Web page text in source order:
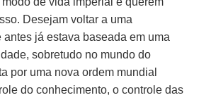
Desejam voltar a uma
antes já estava baseada em uma
sobretudo no mundo do
por uma nova ordem mundial
do conhecimento, o controle das